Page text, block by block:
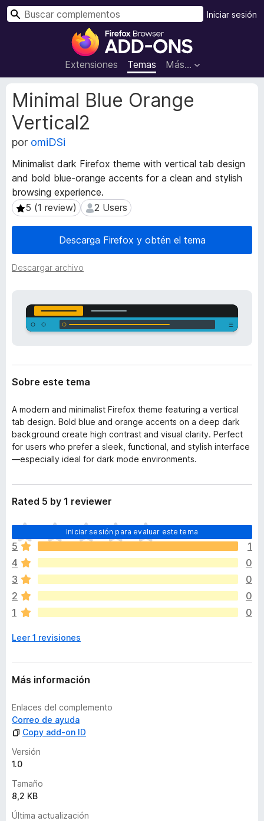
B
u
s
c
a
d
e
c
e
t
o
s
i
r
e
f
x
Extensiones Temas Más...
Iniciar sesión
B
Minimal Blue Orange
Vertical2
por omiDSi
Minimalist dark Firefox theme with vertical tab design
and bold blue-orange accents for a clean and stylish
browsing experience.
5 (1 review)
5 (1 review) 2 Users
2 Users
Descarga Firefox y obtén el tema
Descargar archivo
M
e
t
a
d
t
a
d
e
a
x
t
Sobre este tema
A modern and minimalist Firefox theme featuring a vertical
tab design. Bold blue and orange accents on a deep dark
background create high contrast and visual clarity. Perfect
for users who prefer a sleek, functional, and stylish interface
—especially ideal for dark mode environments.
Rated 5 by 1 reviewer
Iniciar sesión para evaluar este tema
T
o
d
a
v
a
n
h
y
v
l
o
r
a
c
i
n
e
s
5
1
4
0
3
0
2
0
1
0
Leer 1 revisiones
Más información
Enlaces del complemento
Correo de ayuda
Copy add-on ID
Versión
1.0
Tamaño
8,2 KB
Última actualización